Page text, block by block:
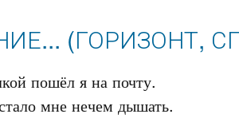
(ГОРИЗОНТ,
пошёл я на почту.
мне нечем дышать.